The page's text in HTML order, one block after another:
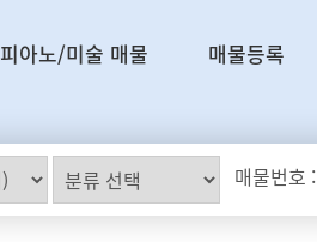
피아노/미술 매물 매물등록
매물번호 :